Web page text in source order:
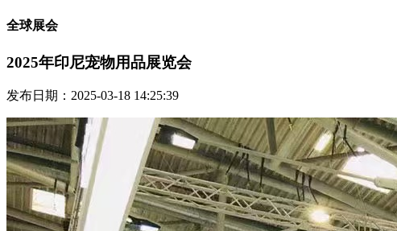
全球展会
2025年印尼宠物用品展览会
发布日期：2025-03-18 14:25:39